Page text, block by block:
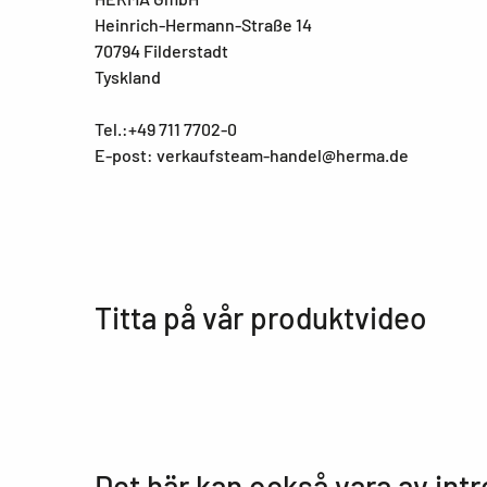
Heinrich-Hermann-Straße 14
70794 Filderstadt
Tyskland
Tel.:+49 711 7702-0
E-post: verkaufsteam-handel@herma.de
Titta på vår produktvideo